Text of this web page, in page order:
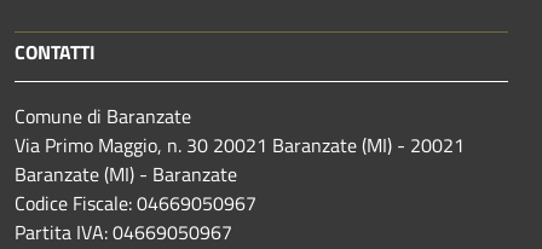
CONTATTI
Comune di Baranzate
Via Primo Maggio, n. 30 20021 Baranzate (MI) - 20021
Baranzate (MI) - Baranzate
Codice Fiscale: 04669050967
Partita IVA: 04669050967